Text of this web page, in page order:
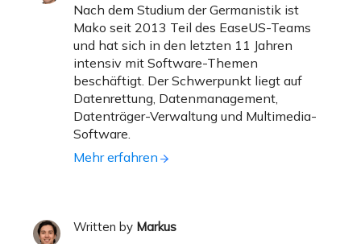
Nach dem Studium der Germanistik ist
Mako seit 2013 Teil des EaseUS-Teams
und hat sich in den letzten 11 Jahren
intensiv mit Software-Themen
beschäftigt. Der Schwerpunkt liegt auf
Datenrettung, Datenmanagement,
Datenträger-Verwaltung und Multimedia-
Software.
Mehr erfahren
Written by Markus